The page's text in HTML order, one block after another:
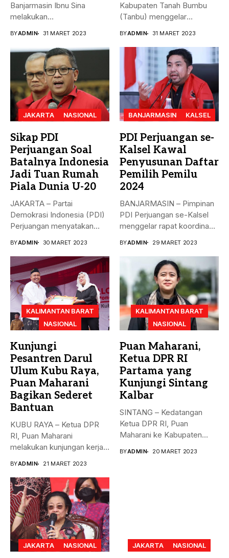
Banjarmasin Ibnu Sina
melakukan
BYADMIN 31 MARET 2023
Kabupaten Tanah Bumbu
(Tanbu) menggelar
BYADMIN 31 MARET 2023
JAKARTA NASIONAL
Sikap PDI
Perjuangan Soal
Batalnya Indonesia
Jadi Tuan Rumah
Piala Dunia U-20
JAKARTA – Partai
Demokrasi Indonesia (PDI)
Perjuangan menyatakan
BYADMIN 30 MARET 2023
BANJARMASIN KALSEL
PDI Perjuangan se-
Kalsel Kawal
Penyusunan Daftar
Pemilih Pemilu
2024
BANJARMASIN – Pimpinan
PDI Perjuangan se-Kalsel
menggelar rapat koordinasi
BYADMIN 29 MARET 2023
KALIMANTAN BARAT
NASIONAL
Kunjungi
Pesantren Darul
Ulum Kubu Raya,
Puan Maharani
Bagikan Sederet
Bantuan
KUBU RAYA – Ketua DPR
RI, Puan Maharani
melakukan kunjungan kerja
BYADMIN 21 MARET 2023
KALIMANTAN BARAT
NASIONAL
Puan Maharani,
Ketua DPR RI
Partama yang
Kunjungi Sintang
Kalbar
SINTANG – Kedatangan
Ketua DPR RI, Puan
Maharani ke Kabupaten
BYADMIN 20 MARET 2023
JAKARTA NASIONAL JAKARTA NASIONAL